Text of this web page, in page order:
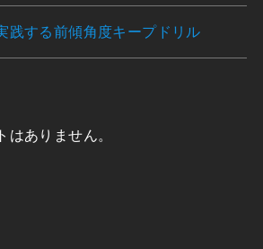
践する前傾角度キープドリル
はありません。